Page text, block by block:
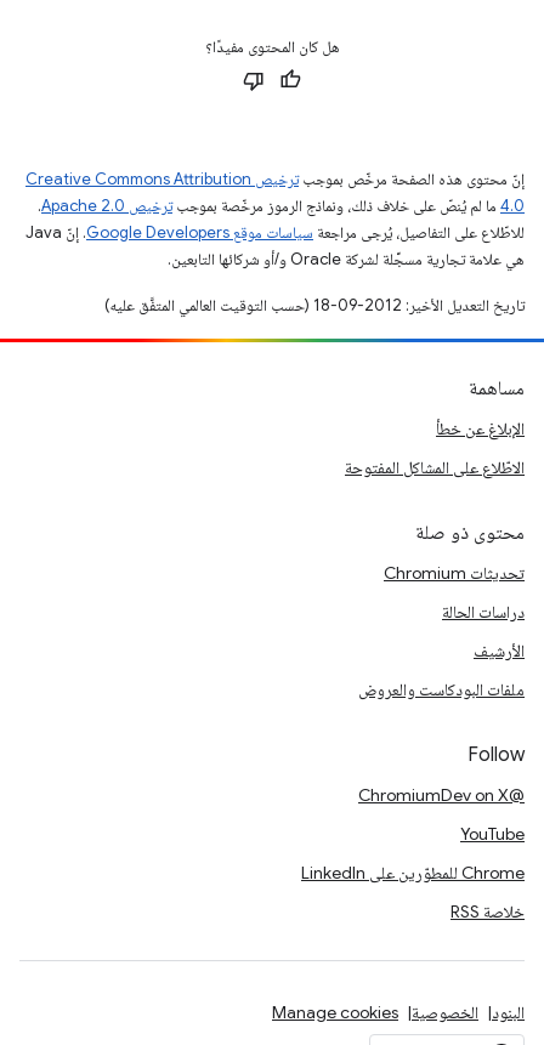
هل كان المحتوى مفيدًا؟
إنّ محتوى هذه الصفحة مرخّص بموجب
ترخيص Creative Commons Attribution
4.0‏ ما لم يُنصّ على خلاف ذلك، ونماذج الرموز مرخّصة بموجبترخيص Apache 2.0‏
.
للاطّلاع على التفاصيل، يُرجى مراجعة سياسات موقع Google Developers‏
. إنّ Java
هي علامة تجارية مسجَّلة لشركة Oracle و/أو شركائها التابعين.
تاريخ التعديل الأخير: 2012-09-18 (حسب التوقيت العالمي المتفَّق عليه)
مساهمة
الإبلاغ عن خطأ
الاطّلاع على المشاكل المفتوحة
محتوى ذو صلة
تحديثات Chromium
دراسات الحالة
الأرشيف
ملفات البودكاست والعروض
Follow
@ChromiumDev on X
YouTube
Chrome للمطوّرين على LinkedIn
خلاصة RSS
البنود الخصوصية Manage cookies